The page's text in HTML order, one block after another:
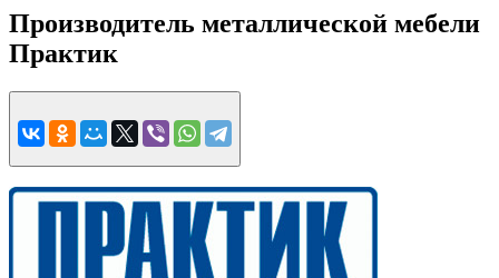
Производитель металлической мебели
Практик